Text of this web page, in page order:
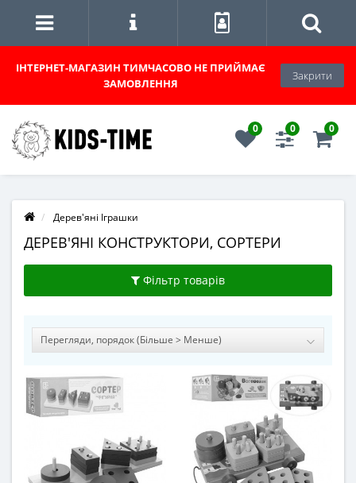
ІНТЕРНЕТ-МАГАЗИН ТИМЧАСОВО НЕ ПРИЙМАЄ
ЗАМОВЛЕННЯ
Закрити
0 0 0
Дерев'яні Іграшки
ДЕРЕВ'ЯНІ КОНСТРУКТОРИ, СОРТЕРИ
Фільтр товарів